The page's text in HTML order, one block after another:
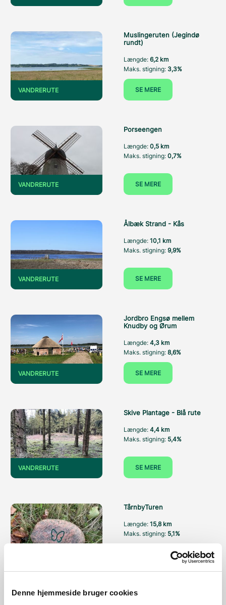
Denne hjemmeside bruger cookies
VANDRERUTE
Muslingeruten (Jegindø
rundt)
Længde: 6,2 km
Maks. stigning: 3,3%
SE MERE
VANDRERUTE
Porseengen
Længde: 0,5 km
Maks. stigning: 0,7%
SE MERE
VANDRERUTE
Ålbæk Strand - Kås
Længde: 10,1 km
Maks. stigning: 9,9%
SE MERE
VANDRERUTE
Jordbro Engsø mellem
Knudby og Ørum
Længde: 4,3 km
Maks. stigning: 8,6%
SE MERE
VANDRERUTE
Skive Plantage - Blå rute
Længde: 4,4 km
Maks. stigning: 5,4%
SE MERE
TårnbyTuren
Længde: 15,8 km
Maks. stigning: 5,1%